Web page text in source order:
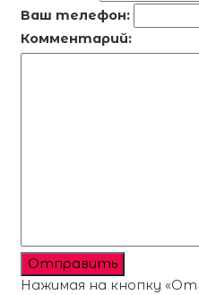
Ваш телефон:
Комментарий:
Отправить
Нажимая на кнопку